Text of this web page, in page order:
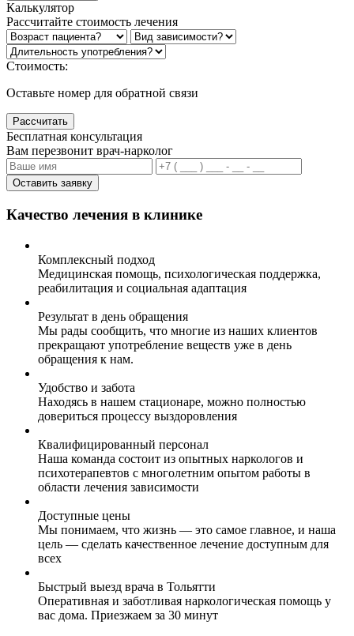
Калькулятор
Рассчитайте стоимость лечения
Стоимость:
Оставьте номер для обратной связи
Рассчитать
Бесплатная консультация
Вам перезвонит врач-нарколог
Оставить заявку
Качество лечения в клинике
Комплексный подход
Медицинская помощь, психологическая поддержка,
реабилитация и социальная адаптация
Результат в день обращения
Мы рады сообщить, что многие из наших клиентов
прекращают употребление веществ уже в день
обращения к нам.
Удобство и забота
Находясь в нашем стационаре, можно полностью
довериться процессу выздоровления
Квалифицированный персонал
Наша команда состоит из опытных наркологов и
психотерапевтов с многолетним опытом работы в
области лечения зависимости
Доступные цены
Мы понимаем, что жизнь — это самое главное, и наша
цель — сделать качественное лечение доступным для
всех
Быстрый выезд врача в Тольятти
Оперативная и заботливая наркологическая помощь у
вас дома. Приезжаем за 30 минут